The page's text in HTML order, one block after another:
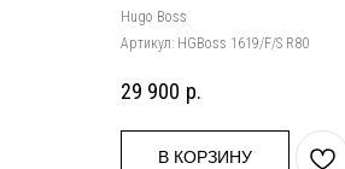
Hugo Boss
Артикул: HGBoss 1619/F/S R80
29 900 р.
В КОРЗИНУ